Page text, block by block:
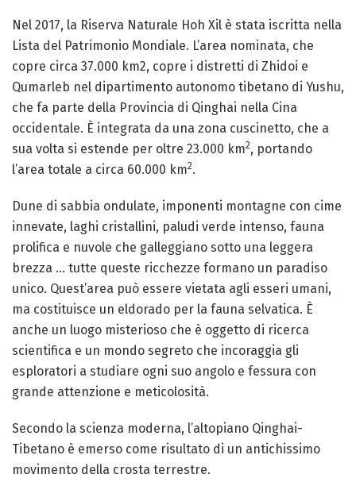
Nel 2017, la Riserva Naturale Hoh Xil è stata iscritta nella
Lista del Patrimonio Mondiale. L’area nominata, che
copre circa 37.000 km2, copre i distretti di Zhidoi e
Qumarleb nel dipartimento autonomo tibetano di Yushu,
che fa parte della Provincia di Qinghai nella Cina
occidentale. È integrata da una zona cuscinetto, che a
sua volta si estende per oltre 23.000 km2, portando
l’area totale a circa 60.000 km2.
Dune di sabbia ondulate, imponenti montagne con cime
innevate, laghi cristallini, paludi verde intenso, fauna
prolifica e nuvole che galleggiano sotto una leggera
brezza … tutte queste ricchezze formano un paradiso
unico. Quest’area può essere vietata agli esseri umani,
ma costituisce un eldorado per la fauna selvatica. È
anche un luogo misterioso che è oggetto di ricerca
scientifica e un mondo segreto che incoraggia gli
esploratori a studiare ogni suo angolo e fessura con
grande attenzione e meticolosità.
Secondo la scienza moderna, l’altopiano Qinghai-
Tibetano è emerso come risultato di un antichissimo
movimento della crosta terrestre.